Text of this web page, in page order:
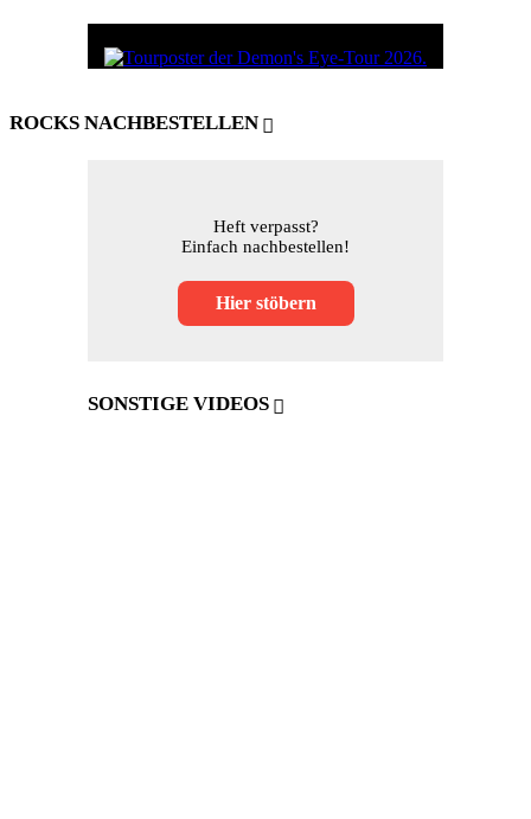
ROCKS NACHBESTELLEN
Heft verpasst?
Einfach nachbestellen!
Hier stöbern
SONSTIGE VIDEOS